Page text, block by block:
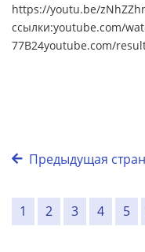
https://youtu.be/
ссылки:youtube.com/
77B24youtube.com/
Предыдущая
1
2 3 4 5